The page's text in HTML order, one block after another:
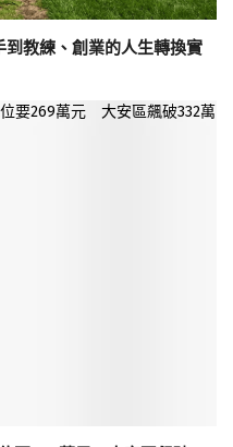
教練、創業的人生轉換實